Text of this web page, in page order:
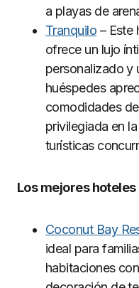
a playas de
Tranquilo – Este
ofrece un lujo
personalizado y
huéspedes
comodidades
privilegiada en
turísticas
Los mejores
Coconut Bay
ideal para
habitaciones